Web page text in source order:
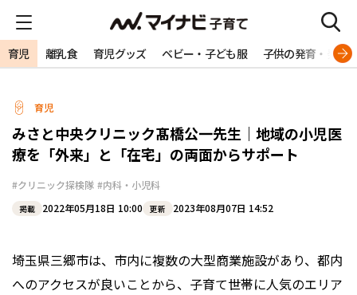
育児 離乳食 育児グッズ ベビー・子ども服 子供の発育・発達
育児
みさと中央クリニック髙橋公一先生｜地域の小児医
療を「外来」と「在宅」の両面からサポート
#クリニック探検隊 #内科・小児科
掲載 2022年05月18日 10:00 更新 2023年08月07日 14:52
埼玉県三郷市は、市内に複数の大型商業施設があり、都内
へのアクセスが良いことから、子育て世帯に人気のエリア